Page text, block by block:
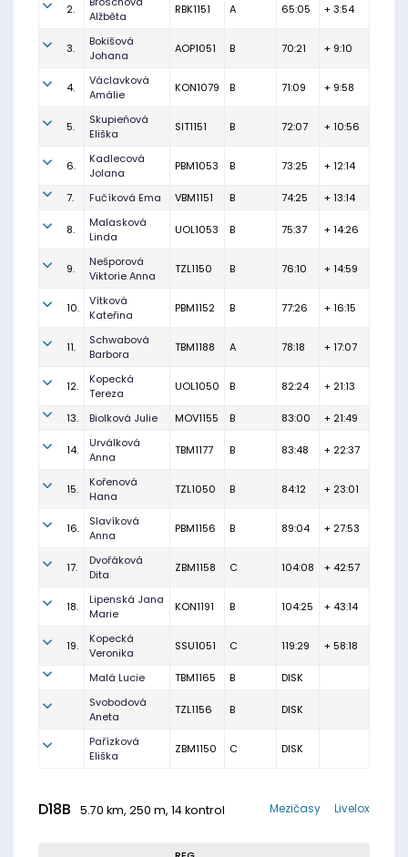
2.
Alžběta
RBK1151 A 65:05 + 3:54
3.
Bokišová
Johana
AOP1051 B 70:21 + 9:10
4.
Václavková
Amálie
KON1079 B 71:09 + 9:58
5.
Skupieńová
Eliška
SIT1151 B 72:07 + 10:56
6.
Kadlecová
Jolana
PBM1053 B 73:25 + 12:14
7. Fučíková Ema VBM1151 B 74:25 + 13:14
8.
Malasková
Linda
UOL1053 B 75:37 + 14:26
9.
Nešporová
Viktorie Anna
TZL1150 B 76:10 + 14:59
10.
Vítková
Kateřina
PBM1152 B 77:26 + 16:15
11.
Schwabová
Barbora
TBM1188 A 78:18 + 17:07
12.
Kopecká
Tereza
UOL1050 B 82:24 + 21:13
13. Biolková Julie MOV1155 B 83:00 + 21:49
14.
Urválková
Anna
TBM1177 B 83:48 + 22:37
15.
Kořenová
Hana
TZL1050 B 84:12 + 23:01
16.
Slavíková
Anna
PBM1156 B 89:04 + 27:53
17.
Dvořáková
Dita
ZBM1158 C 104:08 + 42:57
18.
Lipenská Jana
Marie
KON1191 B 104:25 + 43:14
19.
Kopecká
Veronika
SSU1051 C 119:29 + 58:18
Malá Lucie TBM1165 B
DISK
Svobodová
Aneta
TZL1156 B DISK
Pařízková
Eliška
ZBM1150 C DISK
D18B 5.70 km, 250 m, 14 kontrol Livelox
Mezičasy